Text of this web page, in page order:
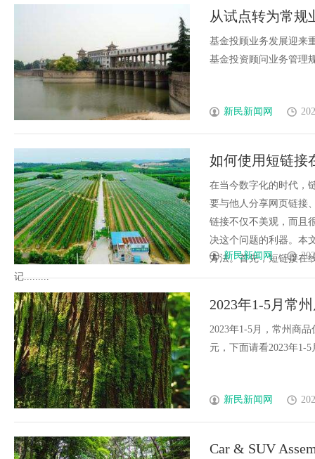
从试点转为常规
基金投顾业务发展迎来
基金投资顾问业务管理
新民新闻网
如何使用短链接
在当今数字化的时代，
要与他人分享网页链接
链接不仅不美观，而且
决这个问题的利器。本
方法。首先，短链接在
记.........
新民新闻网
2023年1-5月常
2023年1-5月，常州商
元，下面请看2023年1-
新民新闻网
Car & SUV